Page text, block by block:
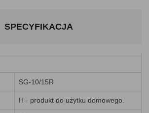
SPECYFIKACJA
SG-10/15R
H - produkt do użytku domowego.